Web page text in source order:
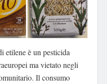
etilene è un pesticida
ma vietato negli
Il consumo